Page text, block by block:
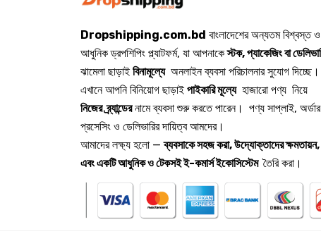
Dropshipping.com.bd বাংলাদেশের অন্যতম বিশ্বস্ত ও
আধুনিক ড্রপশিপিং প্ল্যাটফর্ম, যা আপনাকেস্টক, প্যাকেজিং বা
ঝামেলা ছাড়াই বিনামূল্যেঅনলাইন ব্যবসা পরিচালনার সুযোগ দিচ্ছে।
এখানে আপনি বিনিয়োগ ছাড়াই পাইকারি মূল্যেহাজারো পণ্য নিয়ে
নিজের ব্র্যান্ডেরনামে ব্যবসা শুরু করতে পারেন। পণ্য সাপ্লাই, অর্ডার
প্রসেসিং ও ডেলিভারির দায়িত্ব আমদের।
আমাদের লক্ষ্য হলো —ব্যবসাকে সহজ করা, উদ্যোক্তাদের ক্ষমতায়ন,
এবং একটি আধুনিক ও টেকসই ই-কমার্স ইকোসিস্টেম তৈরি করা।